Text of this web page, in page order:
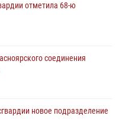
задержали подозреваемого
Росгвардии
РХБ защиты
отметила 68-ю
соединения
новое подразделение